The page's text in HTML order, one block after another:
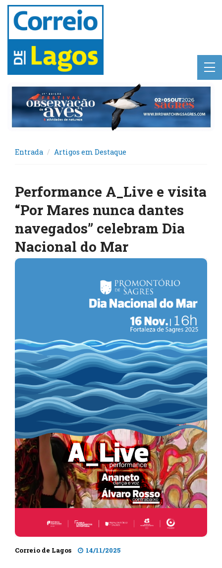
Entrada Artigos em Destaque
Performance A_Live e visita
“Por Mares nunca dantes
navegados” celebram Dia
Nacional do Mar
Correio de Lagos 14/11/2025